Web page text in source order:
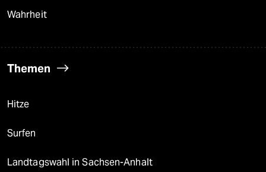
Wahrheit
Themen
Hitze
Surfen
Landtagswahl in Sachsen-Anhalt